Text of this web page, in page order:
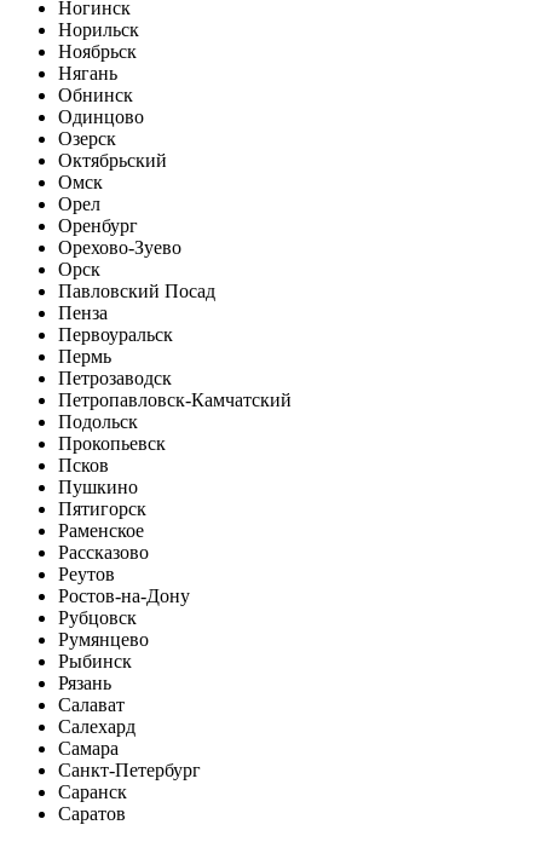
Ногинск
Норильск
Ноябрьск
Нягань
Обнинск
Одинцово
Озерск
Октябрьский
Омск
Орел
Оренбург
Орехово-Зуево
Орск
Павловский Посад
Пенза
Первоуральск
Пермь
Петрозаводск
Петропавловск-Камчатский
Подольск
Прокопьевск
Псков
Пушкино
Пятигорск
Раменское
Рассказово
Реутов
Ростов-на-Дону
Рубцовск
Румянцево
Рыбинск
Рязань
Салават
Салехард
Самара
Санкт-Петербург
Саранск
Саратов